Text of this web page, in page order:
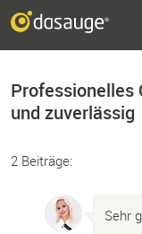
Professionelles
und zuverlässig
2 Beiträge:
Sehr